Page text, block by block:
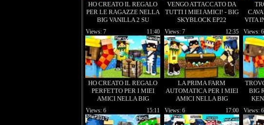
HO CREATO IL REGALO
PER LE RAGAZZE NELLA
BIG VANILLA 2 SU
MINECRAFT!
VENGO ATTACCATO DA
TUTTI I MIEI AMICI! - BIG
SKYBLOCK EP22
VITA
HO CREATO IL REGALO
PERFETTO PER I MIEI
AMICI NELLA BIG
VANILLA 2 SU
MINECRAFT!
11:40
Views: 7
LA PRIMA FARM
AUTOMATICA PER I MIEI
AMICI NELLA BIG
VANILLA 2 SU
MINECRAFT!
12:35
Views: 7
BIG
Views: 6
15:11
Views: 6 17:00
Views: 6 Views: 6